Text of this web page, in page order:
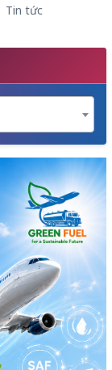
Tin tức